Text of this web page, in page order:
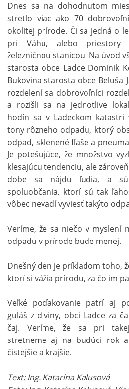
Dnes sa na dohodnutom
stretlo viac ako 70
okolitej prírode. Či sa jedná o
pri Váhu, alebo priestory
železničnou stanicou. Na úvod
starosta obce Ladce Dominik
Bukovina starosta obce Beluša
rozdelení sa dobrovoľníci
a rozišli sa na jednotlive
hodín sa v Ladeckom katastri
tony rôzneho odpadu, ktorý
odpad, sklenené fľaše a
Je potešujúce, že množstvo
klesajúcu tendenciu, ale
dobe sa nájdu ľudia, a
spoluobčania, ktorí sú tak
vôbec nevadí vyviesť takýto
Veríme, že sa niečo v myslení
odpadu v prírode bude menej.
Dnešný den je príkladom toho,
ktorí si vážia prírodu, za čo im
Veľké poďakovanie patrí aj
guláš z diviny, obci Ladce za
čaj. Veríme, že sa pri
stretneme aj na budúci rok
čistejšie a krajšie.
Text: Ing. Katarína Kalusová